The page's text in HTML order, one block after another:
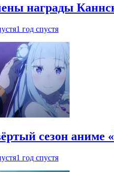
награды
1 год спустя
сезон аниме
1 год спустя